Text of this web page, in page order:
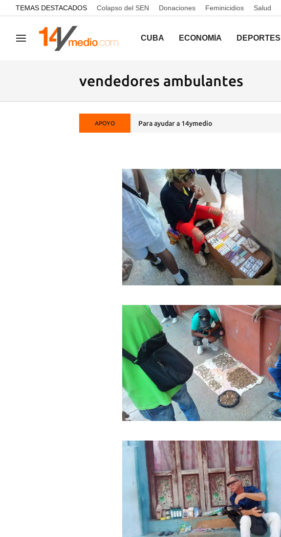
common.go-to-content
TEMAS DESTACADOS Colapso del SEN Donaciones Feminicidios Salud
Navegación CUBA ECONOMÍA DEPORTES
vendedores ambulantes
APOYO Para ayudar a 14ymedio